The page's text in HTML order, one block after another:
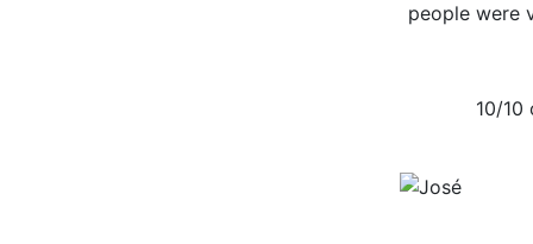
people were
10/10